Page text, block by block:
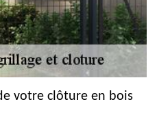
votre clôture en bois